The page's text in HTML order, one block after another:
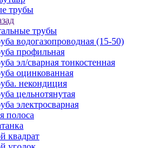
трубы
трубы
водогазопроводная (15-50)
профильная
эл/сварная тонкостенная
оцинкованная
некондиция
цельнотянутая
электросварная
полоса
квадрат